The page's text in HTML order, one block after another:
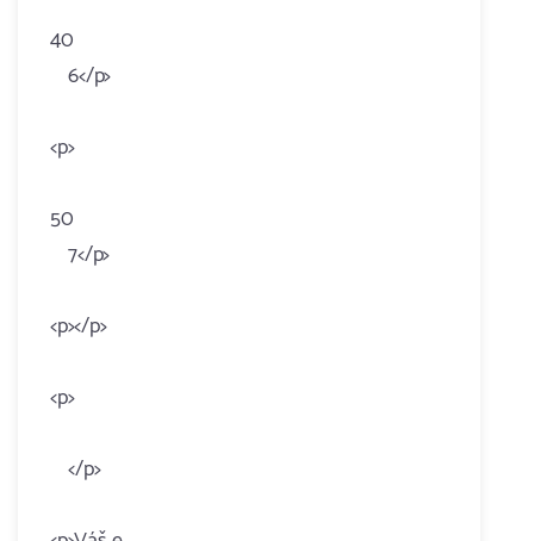
40
6</p>
<p>
50
7</p>
<p></p>
<p>
</p>